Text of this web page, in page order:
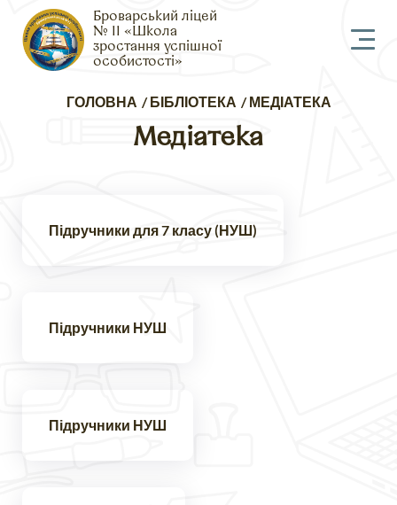
Броварський ліцей
№ 11 «Школа
зростання успішної
особистості»
Рядок
навіґації
ГОЛОВНА БІБЛІОТЕКА МЕДІАТЕКА
Медіатека
Підручники для 7 класу (НУШ)
Підручники НУШ
Підручники НУШ